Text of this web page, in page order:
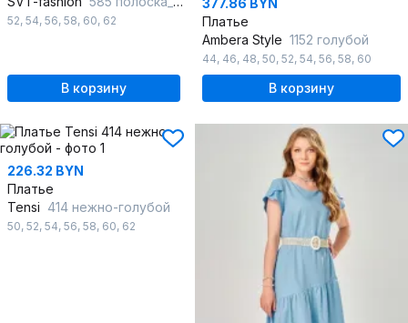
52, 54, 56, 58, 60, 62
В корзину
377.86 BYN
Платье
Ambera Style 1152 голубой
44, 46, 48, 50, 52, 54, 56, 58, 60
В корзину
226.32 BYN
Платье
Tensi 414 нежно-голубой
50, 52, 54, 56, 58, 60, 62